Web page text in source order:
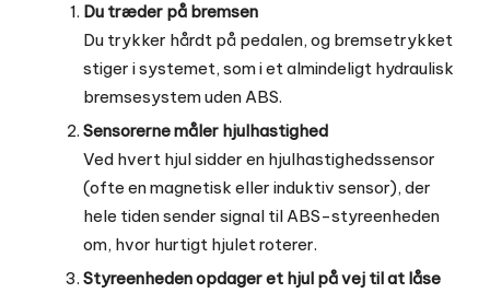
Du træder på bremsen
Du trykker hårdt på pedalen, og bremsetrykket
stiger i systemet, som i et almindeligt hydraulisk
bremsesystem uden ABS.
Sensorerne måler hjulhastighed
Ved hvert hjul sidder en hjulhastighedssensor
(ofte en magnetisk eller induktiv sensor), der
hele tiden sender signal til ABS-styreenheden
om, hvor hurtigt hjulet roterer.
Styreenheden opdager et hjul på vej til at låse